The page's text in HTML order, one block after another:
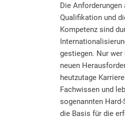
Die
Qualifikation und
Kompetenz sind
gestiegen. Nur
neuen
heutzutage
Fachwissen und
sogenannten
die Basis für die